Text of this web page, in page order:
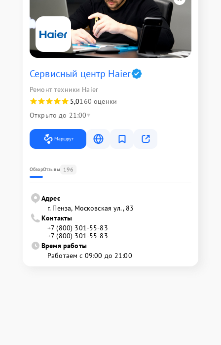
Сервисный центр Haier
Ремонт техники Haier
5,0160 оценки
Открыто до 21:00
Маршрут
ОбзорОтзывы 196
Адрес
г. Пенза, Московская ул., 83
Контакты
+7 (800) 301-55-83
+7 (800) 301-55-83
Время работы
Работаем с 09:00 до 21:00